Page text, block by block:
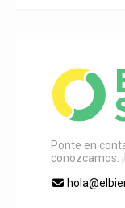
Ponte en
conozcamos.